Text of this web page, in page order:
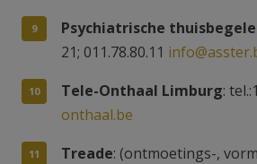
Psychiatrische
21; 011.78.80.11
Tele-Onthaal Limburg:
onthaal.be
Treade: (ontmoetings-,